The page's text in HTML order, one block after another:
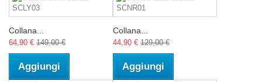
Collana...
64,90 € 149,00 €
Aggiungi
Collana...
44,90 € 129,00 €
Aggiungi